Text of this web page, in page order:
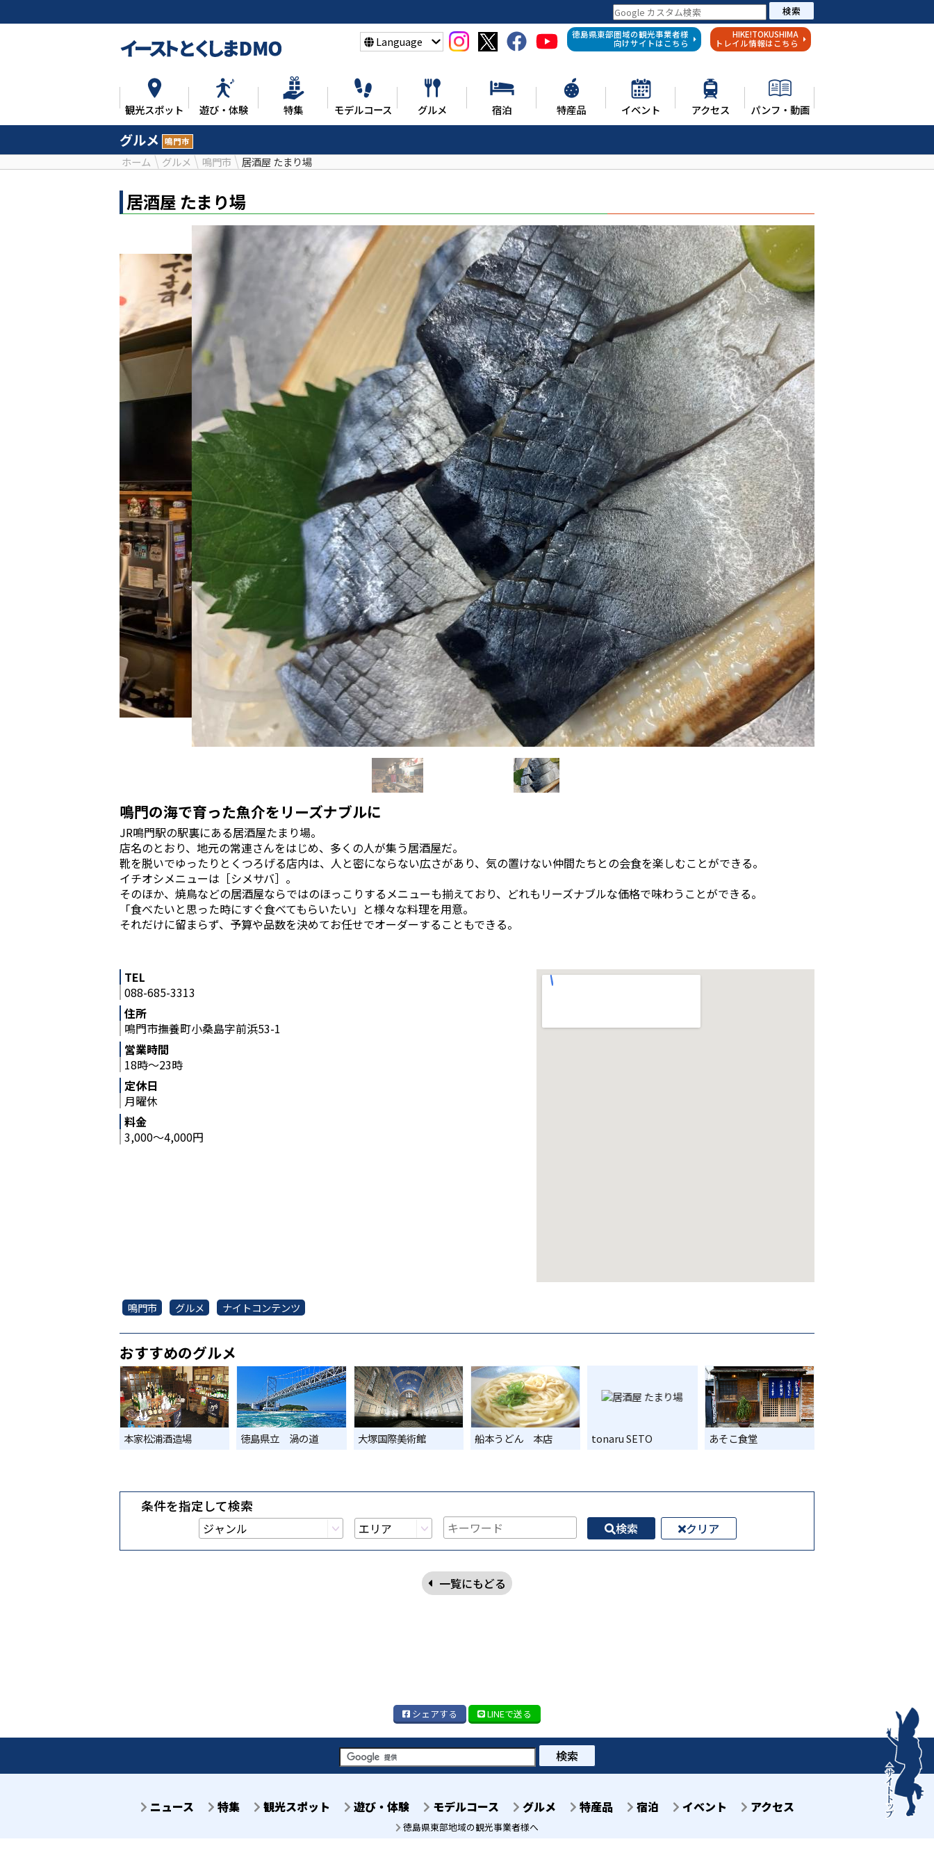
検索
Language
徳島県東部圏域の観光事業者様
向けサイトはこちら
HIKE!TOKUSHIMA
トレイル情報はこちら
観光スポット 遊び・体験 特集 モデルコース グルメ 宿泊 特産品 イベント アクセス パンフ・動画
グルメ 鳴門市
ホーム グルメ 鳴門市 居酒屋 たまり場
居酒屋 たまり場
鳴門の海で育った魚介をリーズナブルに
JR鳴門駅の駅裏にある居酒屋たまり場。
店名のとおり、地元の常連さんをはじめ、多くの人が集う居酒屋だ。
靴を脱いでゆったりとくつろげる店内は、人と密にならない広さがあり、気の置けない仲間たちとの会食を楽しむことができる。
イチオシメニューは［シメサバ］。
そのほか、焼鳥などの居酒屋ならではのほっこりするメニューも揃えており、どれもリーズナブルな価格で味わうことができる。
「食べたいと思った時にすぐ食べてもらいたい」と様々な料理を用意。
それだけに留まらず、予算や品数を決めてお任せでオーダーすることもできる。
TEL
088-685-3313
住所
鳴門市撫養町小桑島字前浜53-1
営業時間
18時～23時
定休日
月曜休
料金
3,000～4,000円
鳴門市 グルメ ナイトコンテンツ
おすすめのグルメ
本家松浦酒造場 徳島県立 渦の道 大塚国際美術館 船本うどん 本店 tonaru SETO あそこ食堂
条件を指定して検索
検索 クリア
一覧にもどる
シェアする LINEで送る
検索
ニュース 特集 観光スポット 遊び・体験 モデルコース グルメ 特産品 宿泊 イベント アクセス
徳島県東部地域の観光事業者様へ